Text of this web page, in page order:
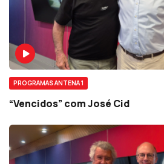
PROGRAMAS ANTENA 1
“Vencidos” com José Cid